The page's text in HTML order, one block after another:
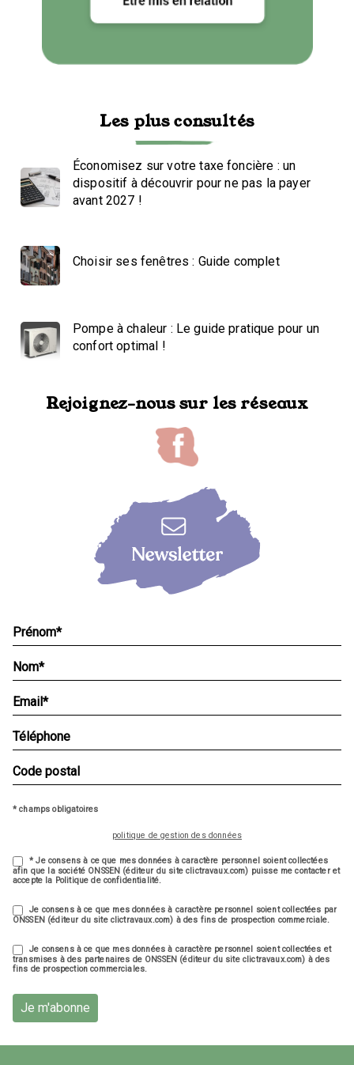
Les plus consultés
Économisez sur votre taxe foncière : un
dispositif à découvrir pour ne pas la payer
avant 2027 !
Choisir ses fenêtres : Guide complet
Pompe à chaleur : Le guide pratique pour un
confort optimal !
Rejoignez-nous sur les réseaux
* champs obligatoires
politique de gestion des données
* Je consens à ce que mes données à caractère personnel soient collectées
afin que la société ONSSEN (éditeur du site clictravaux.com) puisse me contacter et
accepte la Politique de confidentialité.
Je consens à ce que mes données à caractère personnel soient collectées par
ONSSEN (éditeur du site clictravaux.com) à des fins de prospection commerciale.
Je consens à ce que mes données à caractère personnel soient collectées et
transmises à des partenaires de ONSSEN (éditeur du site clictravaux.com) à des
fins de prospection commerciales.
Je m'abonne